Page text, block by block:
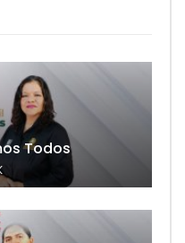
Todos